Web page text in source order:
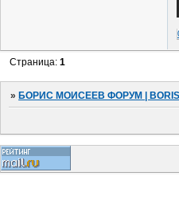
Страница:1
»БОРИС МОИСЕЕВ ФОРУМ | BORIS